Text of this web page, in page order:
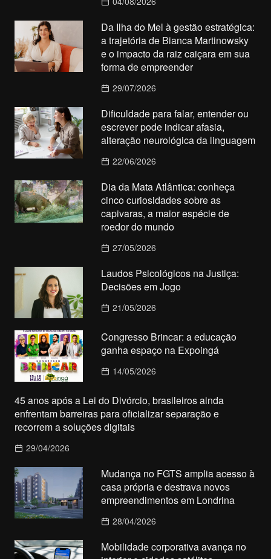
Da Ilha do Mel à gestão estratégica:
a trajetória de Bianca Martinowsky
e o impacto da raiz caiçara em sua
forma de empreender
29/07/2026
Dificuldade para falar, entender ou
escrever pode indicar afasia,
alteração neurológica da linguagem
22/06/2026
Dia da Mata Atlântica: conheça
cinco curiosidades sobre as
capivaras, a maior espécie de
roedor do mundo
27/05/2026
Laudos Psicológicos na Justiça:
Decisões em Jogo
21/05/2026
Congresso Brincar: a educação
ganha espaço na Expoingá
14/05/2026
45 anos após a Lei do Divórcio, brasileiros ainda
enfrentam barreiras para oficializar separação e
recorrem a soluções digitais
29/04/2026
Mudança no FGTS amplia acesso à
casa própria e destrava novos
empreendimentos em Londrina
28/04/2026
Mobilidade corporativa avança no